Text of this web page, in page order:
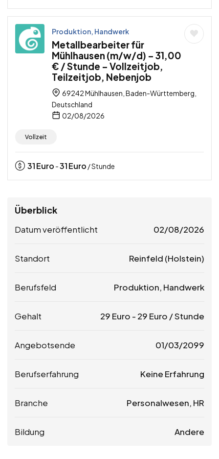
Produktion, Handwerk
Metallbearbeiter für
Mühlhausen (m/w/d) – 31,00
€ / Stunde – Vollzeitjob,
Teilzeitjob, Nebenjob
69242 Mühlhausen, Baden-Württemberg,
Deutschland
02/08/2026
Vollzeit
31Euro -31Euro / Stunde
Überblick
Datum veröffentlicht 02/08/2026
Standort Reinfeld (Holstein)
Berufsfeld Produktion, Handwerk
Gehalt 29 Euro - 29 Euro / Stunde
Angebotsende 01/03/2099
Berufserfahrung Keine Erfahrung
Branche Personalwesen, HR
Bildung Andere